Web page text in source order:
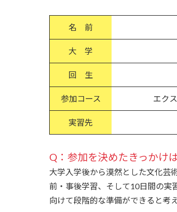
名 前
大 学
回 生
参加コース エク
実習先
Q：参加を決めたきっかけ
大学入学後から漠然とした文化芸
前・事後学習、そして10日間の実
向けて段階的な準備ができると考